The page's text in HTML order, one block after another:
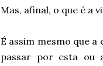
Mas, afinal, o que é a
É assim mesmo que
passar por esta ou